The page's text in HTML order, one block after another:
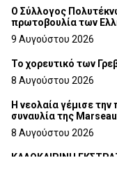
Ο Σύλλογος
πρωτοβουλία των
9 Αυγούστου 2026
Το χορευτικό των
8 Αυγούστου 2026
Η νεολαία γέμισε
συναυλία της
8 Αυγούστου 2026
ΚΑΛΟΚΑΙΡΙΝΗ